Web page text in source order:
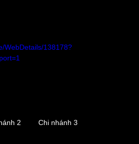
2 Chi nhánh 3